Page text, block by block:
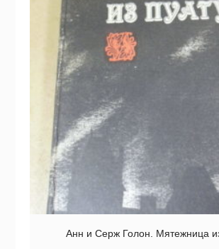
Анн и Серж Голон. Мятежница